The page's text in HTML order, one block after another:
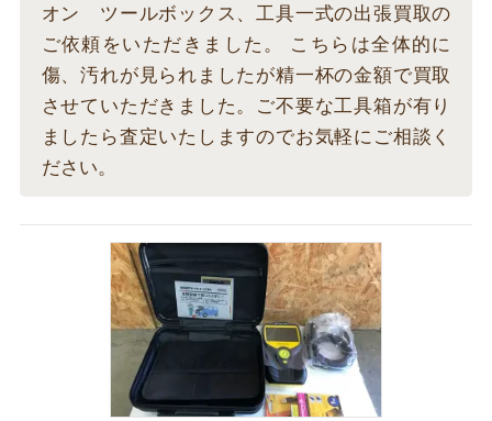
オン ツールボックス、工具一式の出張買取の
ご依頼をいただきました。 こちらは全体的に
傷、汚れが見られましたが精一杯の金額で買取
させていただきました。ご不要な工具箱が有り
ましたら査定いたしますのでお気軽にご相談く
ださい。